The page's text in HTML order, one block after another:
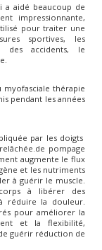
aidé beaucoup de
impressionnante,
pour traiter une
sportives, les
des accidents, le
myofasciale thérapie
pendant les années
par les doigts
pompage
augmente le flux
et les nutriments
à guérir le muscle.
à libérer des
réduire la douleur.
pour améliorer la
et la flexibilité,
guérir réduction de